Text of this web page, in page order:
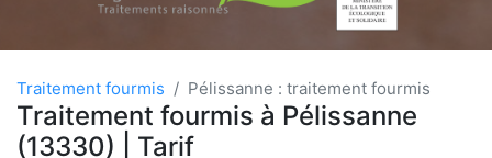
Traitement fourmis Pélissanne : traitement fourmis
Traitement fourmis à Pélissanne
(13330) | Tarif